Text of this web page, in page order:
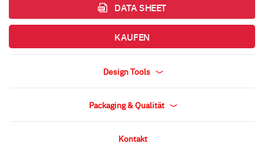
DATA SHEET
KAUFEN
Design Tools
Packaging & Qualität
Kontakt